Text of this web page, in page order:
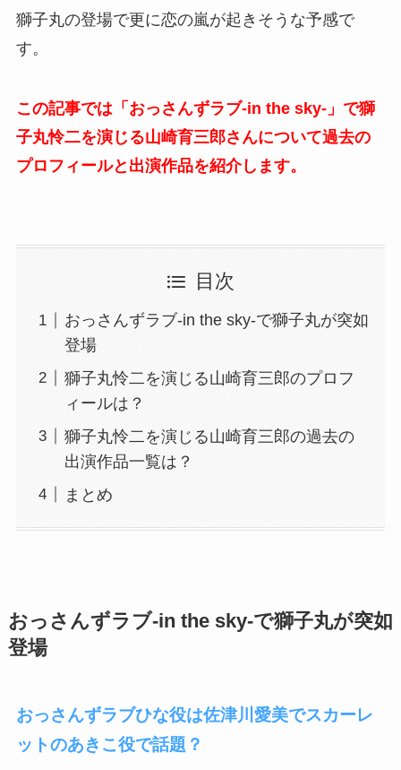
獅子丸の登場で更に恋の嵐が起きそうな予感で
す。
この記事では「おっさんずラブ-in the sky-」で獅
子丸怜二を演じる山崎育三郎さんについて過去の
プロフィールと出演作品を紹介します。
目次
おっさんずラブ-in the sky-で獅子丸が突如
登場
獅子丸怜二を演じる山崎育三郎のプロフ
ィールは？
獅子丸怜二を演じる山崎育三郎の過去の
出演作品一覧は？
まとめ
おっさんずラブ-in the sky-で獅子丸が突如
登場
おっさんずラブひな役は佐津川愛美でスカーレ
ットのあきこ役で話題？